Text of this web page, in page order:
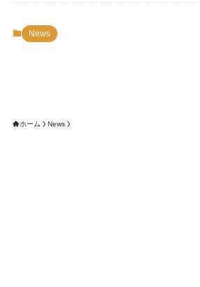
News
ホーム News